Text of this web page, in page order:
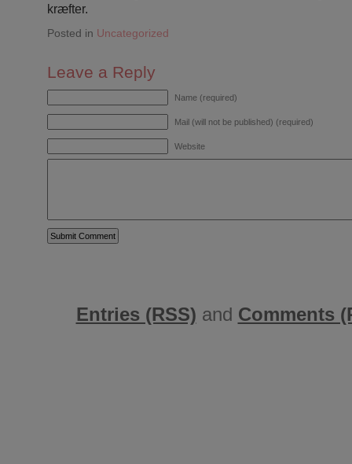
kræfter.
Posted in Uncategorized
Leave a Reply
Name (required)
Mail (will not be published) (required)
Website
Entries (RSS) and Comments